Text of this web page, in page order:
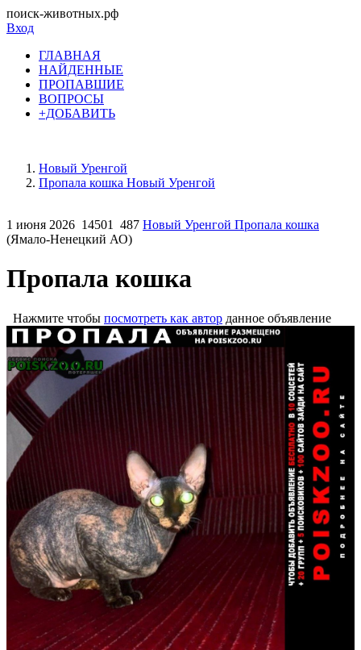
поиск-животных.рф
Вход
ГЛАВНАЯ
НАЙДЕННЫЕ
ПРОПАВШИЕ
ВОПРОСЫ
+ДОБАВИТЬ
Новый Уренгой
Пропала кошка Новый Уренгой
1 июня 2026 14501 487 Новый Уренгой Пропала кошка
(Ямало-Ненецкий АО)
Пропала кошка
Нажмите чтобы посмотреть как автор данное объявление